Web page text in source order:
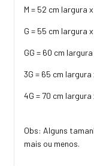
M = 52 cm largura
G = 55 cm largura
GG = 60 cm
3G = 65 cm
4G = 70 cm
Obs: Alguns
mais ou menos.